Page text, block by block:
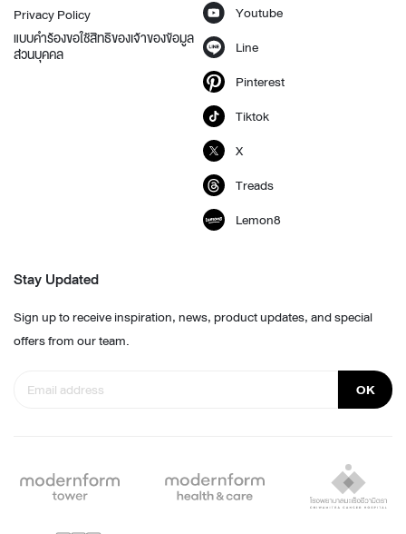
Privacy Policy
แบบคำร้องขอใช้สิทธิของเจ้าของข้อมูล
ส่วนบุคคล
Youtube
Line
Pinterest
Tiktok
X
Treads
Lemon8
Stay Updated
Sign up to receive inspiration, news, product updates, and special
offers from our team.
OK